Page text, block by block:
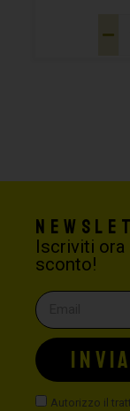
Iscriviti ora
sconto!
Autorizzo il
INVIA